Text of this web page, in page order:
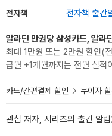
전자책 전자책 출간
알라딘 만권당 삼성카드, 알라
최대 1만원 또는 2만원 할인(
급월 +1개월까지는 전월 실적
카드/간편결제 할인 무이자
관심 저자, 시리즈의 출간 알